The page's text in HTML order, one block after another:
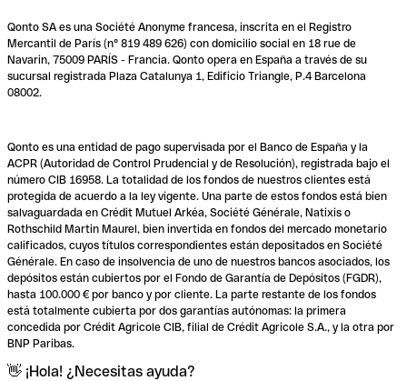
Qonto SA es una Société Anonyme francesa, inscrita en el Registro
Mercantil de París (n° 819 489 626) con domicilio social en 18 rue de
Navarin, 75009 PARÍS - Francia. Qonto opera en España a través de su
sucursal registrada Plaza Catalunya 1, Edificio Triangle, P.4 Barcelona
08002.
Qonto es una entidad de pago supervisada por el Banco de España y la
ACPR (Autoridad de Control Prudencial y de Resolución), registrada bajo el
número CIB 16958. La totalidad de los fondos de nuestros clientes está
protegida de acuerdo a la ley vigente. Una parte de estos fondos está bien
salvaguardada en Crédit Mutuel Arkéa, Société Générale, Natixis o
Rothschild Martin Maurel, bien invertida en fondos del mercado monetario
calificados, cuyos títulos correspondientes están depositados en Société
Générale. En caso de insolvencia de uno de nuestros bancos asociados, los
depósitos están cubiertos por el Fondo de Garantía de Depósitos (FGDR),
hasta 100.000 € por banco y por cliente. La parte restante de los fondos
está totalmente cubierta por dos garantías autónomas: la primera
concedida por Crédit Agricole CIB, filial de Crédit Agricole S.A., y la otra por
BNP Paribas.
👋 ¡Hola! ¿Necesitas ayuda?